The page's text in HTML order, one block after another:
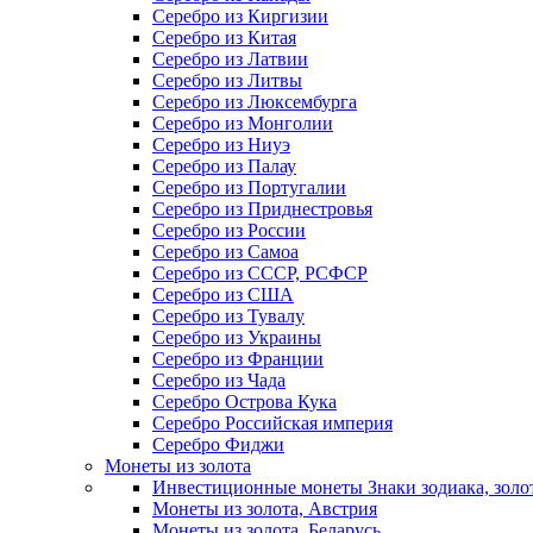
Серебро из Киргизии
Серебро из Китая
Серебро из Латвии
Серебро из Литвы
Серебро из Люксембурга
Серебро из Монголии
Серебро из Ниуэ
Серебро из Палау
Серебро из Португалии
Серебро из Приднестровья
Серебро из России
Серебро из Самоа
Серебро из СССР, РСФСР
Серебро из США
Серебро из Тувалу
Серебро из Украины
Серебро из Франции
Серебро из Чада
Серебро Острова Кука
Серебро Российская империя
Серебро Фиджи
Монеты из золота
Инвестиционные монеты Знаки зодиака,
Монеты из золота, Австрия